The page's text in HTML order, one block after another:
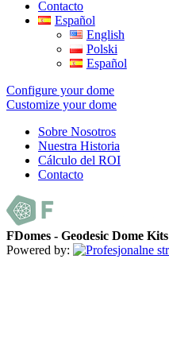
Contacto
Español
English
Polski
Español
Configure your dome
Customize your dome
Sobre Nosotros
Nuestra Historia
Cálculo del ROI
Contacto
FDomes - Geodesic Dome Kits
Powered by: